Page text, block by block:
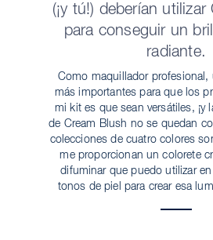
(¡y tú!) deberían
para conseguir un
radiante.
Como maquillador profesional,
más importantes para que los
mi kit es que sean versátiles, ¡y
de Cream Blush no se quedan
colecciones de cuatro colores
me proporcionan un colorete
difuminar que puedo utilizar
tonos de piel para crear esa